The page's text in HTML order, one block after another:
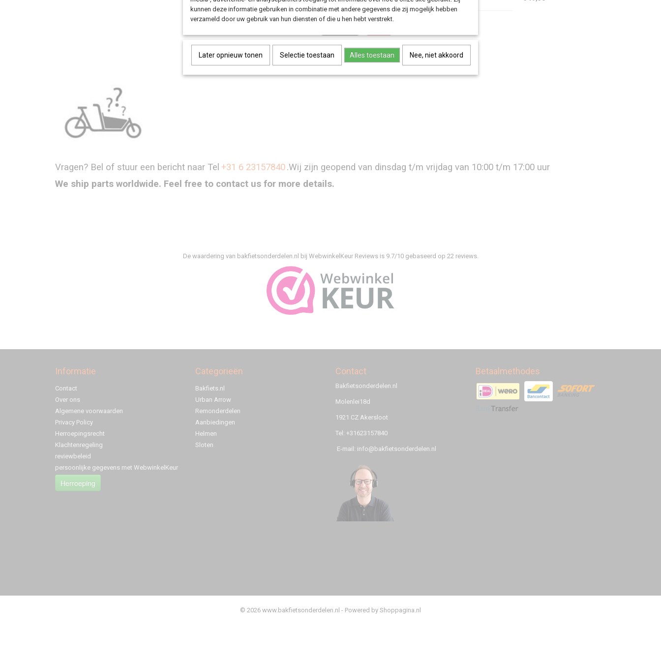
Vragen? Bel of stuur een bericht naar Tel +31 6 23157840.Wij zijn geopend van dinsdag t/m vrijdag van 10:00 t/m 17:00 uur
We ship parts worldwide. Feel free to contact us for more details.
De waardering van bakfietsonderdelen.nl bij WebwinkelKeur Reviewsis 9.7/10 gebaseerd op 22 reviews.
Informatie
Contact
Over ons
Algemene voorwaarden
Privacy Policy
Herroepingsrecht
Klachtenregeling
reviewbeleid
persoonlijke gegevens met WebwinkelKeur
Herroeping
Categorieën
Bakfiets.nl
Urban Arrow
Remonderdelen
Aanbiedingen
Helmen
Sloten
Contact
Bakfietsonderdelen.nl
Molenlei18d
1921 CZ Akersloot
Tel: +31623157840
E-mail: info@bakfietsonderdelen.nl
Betaalmethodes
© 2026 www.bakfietsonderdelen.nl - Powered by Shoppagina.nl
kunnen deze informatie gebruiken in combinatie met andere gegevens die zij mogelijk hebben
verzameld door uw gebruik van hun diensten of die u hen hebt verstrekt.
Later opnieuw tonen Selectie toestaan Alles toestaan Nee, niet akkoord